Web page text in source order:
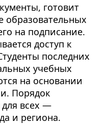
готовит
образовательных
на подписание.
доступ к
последних
учебных
на основании
Порядок
всех —
и региона.